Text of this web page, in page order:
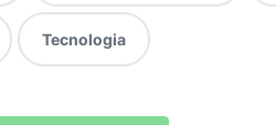
Tecnologia